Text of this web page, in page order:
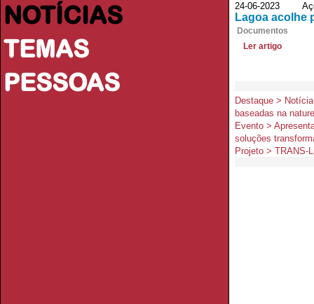
NOTÍCIAS
TEMAS
PESSOAS
24-06-2023
Lagoa acolhe
Documentos
Ler artigo
Destaque >
baseadas na
Evento >
soluções
Projeto > TRANS-